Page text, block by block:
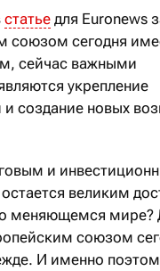
статье для Euronews
союзом сегодня
сейчас важными
укрепление
создание новых
и
великим
меняющемся
союзом
И именно